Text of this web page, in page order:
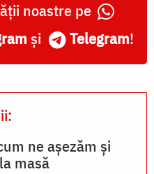
noastre pe
și Telegram!
ne așezăm și
masă